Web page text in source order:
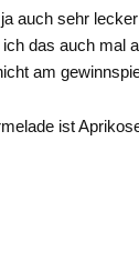
auch sehr
das auch mal
am
ist